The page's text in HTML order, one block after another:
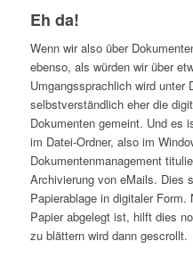
Eh da!
Wenn wir also über
ebenso, als würden wir über
Umgangssprachlich wird unter
selbstverständlich eher die
Dokumenten gemeint. Und es
im Datei-Ordner, also im
Dokumentenmanagement
Archivierung von eMails. Dies
Papierablage in digitaler
Papier abgelegt ist, hilft dies
zu blättern wird dann gescrollt.